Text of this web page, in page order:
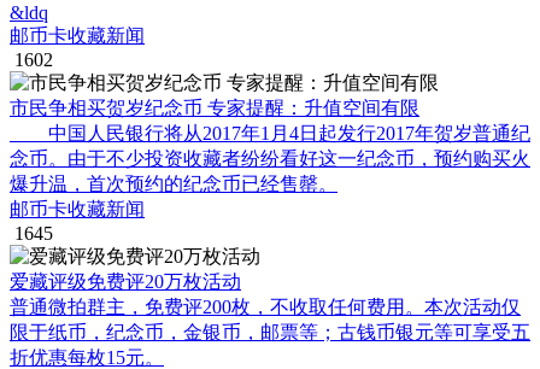
&ldq
邮币卡收藏新闻
1602
市民争相买贺岁纪念币 专家提醒：升值空间有限
中国人民银行将从2017年1月4日起发行2017年贺岁普通纪
念币。由于不少投资收藏者纷纷看好这一纪念币，预约购买火
爆升温，首次预约的纪念币已经售罄。
邮币卡收藏新闻
1645
爱藏评级免费评20万枚活动
普通微拍群主，免费评200枚，不收取任何费用。本次活动仅
限于纸币，纪念币，金银币，邮票等；古钱币银元等可享受五
折优惠每枚15元。